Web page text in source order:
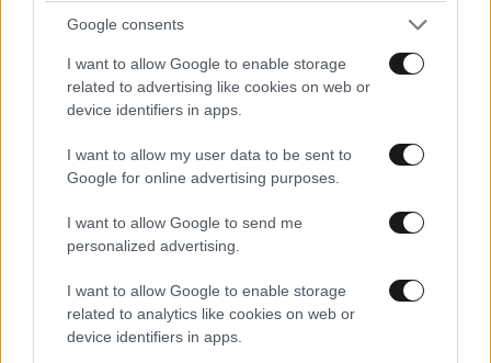
Google consents
I want to allow Google to enable storage
related to advertising like cookies on web or
device identifiers in apps.
I want to allow my user data to be sent to
Google for online advertising purposes.
I want to allow Google to send me
personalized advertising.
I want to allow Google to enable storage
related to analytics like cookies on web or
device identifiers in apps.
Απαντήστε
που έγινε
22:35
δειχτουν μερικοι
Απαντήστε